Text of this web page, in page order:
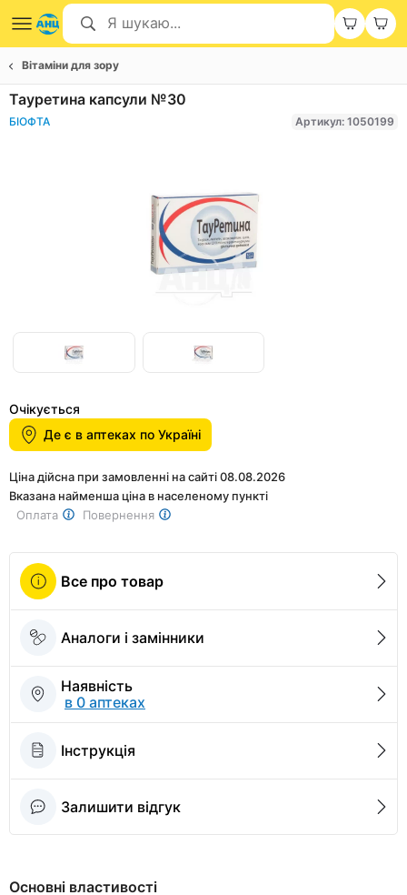
Вітаміни для зору
Тауретина капсули №30
БІОФТА Артикул: 1050199
Item
of
1
of
2
Очікується
Де є в аптеках по Україні
Ціна дійсна при замовленні на сайті 08.08.2026
Вказана найменша ціна в населеному пункті
Оплата
Повернення
Все про товар
Аналоги і замінники
Наявність
в 0 аптеках
Інструкція
Залишити відгук
Основні властивості